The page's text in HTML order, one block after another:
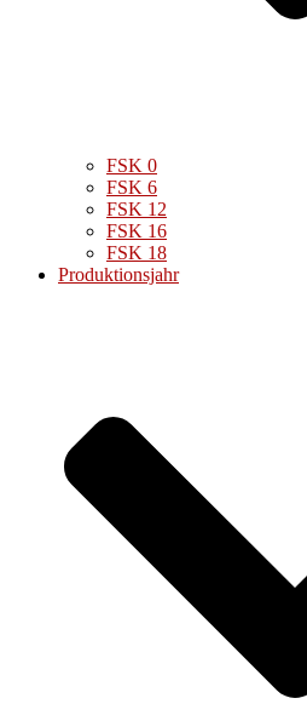
FSK 0
FSK 6
FSK 12
FSK 16
FSK 18
Produktionsjahr